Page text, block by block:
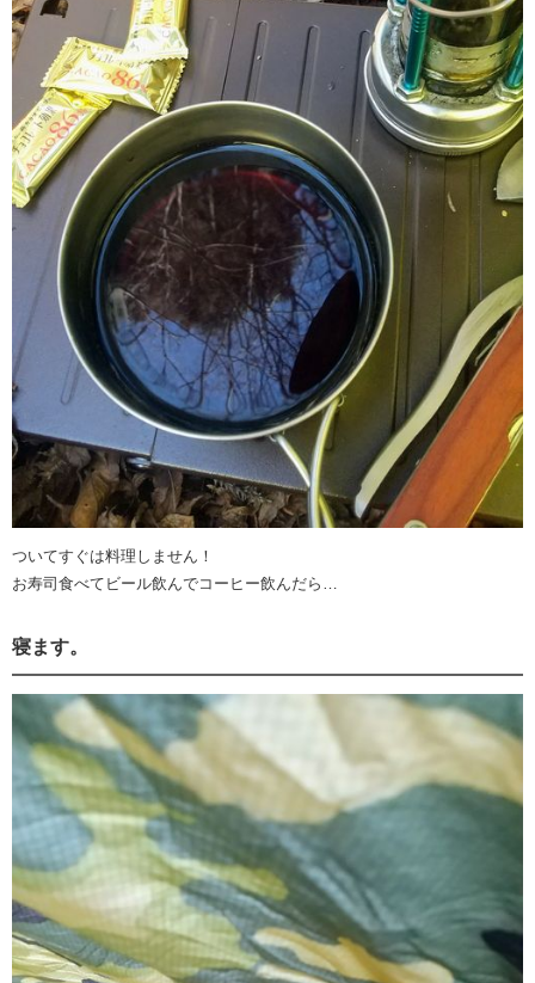
ついてすぐは料理しません！
お寿司食べてビール飲んでコーヒー飲んだら…
寝ます。